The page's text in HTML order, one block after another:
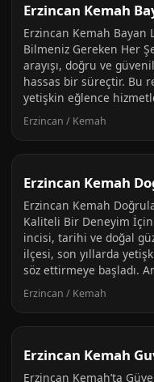
Erzincan Kemah
Erzincan Kemah Bayan
Bilmeniz Gereken Her
arayışı, doğru ve
hassas bir süreçtir. Bu
yetişkin eğlence
Erzincan / Kemah
Erzincan Kemah
Erzincan Kemah
Kaliteli Bir Deneyim İçin
incisi, tarihi ve doğal
ilçesi, son yıllarda
söz ettirmeye başladı.
Erzincan / Kemah
Erzincan Kemah
Erzincan Kemah’ta